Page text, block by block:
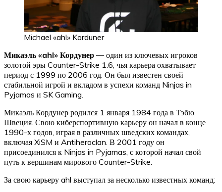
Michael «ahl» Korduner
Микаэль «ahl» Кордунер — один из ключевых игроков
золотой эры Counter-Strike 1.6, чья карьера охватывает
период с 1999 по 2006 год. Он был известен своей
стабильной игрой и вкладом в успехи команд Ninjas in
Pyjamas и SK Gaming.
Микаэль Кордунер родился 1 января 1984 года в Тэбю,
Швеция. Свою киберспортивную карьеру он начал в конце
1990-х годов, играя в различных шведских командах,
включая XiSM и Antiheroclan. В 2001 году он
присоединился к Ninjas in Pyjamas, с которой начал свой
путь к вершинам мирового Counter-Strike.
За свою карьеру ahl выступал за несколько известных команд: